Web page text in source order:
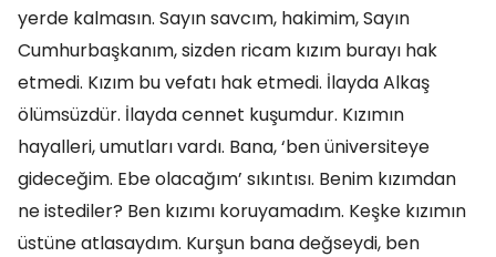
yerde kalmasın. Sayın savcım, hakimim, Sayın
Cumhurbaşkanım, sizden ricam kızım burayı hak
etmedi. Kızım bu vefatı hak etmedi. İlayda Alkaş
ölümsüzdür. İlayda cennet kuşumdur. Kızımın
hayalleri, umutları vardı. Bana, ‘ben üniversiteye
gideceğim. Ebe olacağım’ sıkıntısı. Benim kızımdan
ne istediler? Ben kızımı koruyamadım. Keşke kızımın
üstüne atlasaydım. Kurşun bana değseydi, ben